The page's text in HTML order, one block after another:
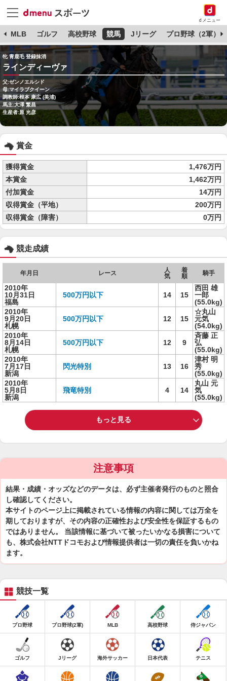
dメニュー
MLB ゴルフ 高校野球 競馬 Jリーグ プロ野球（2軍）
牝 青鹿毛 登録抹消
ラインディーヴァ
父:ゼンノエルシド
母:マイラブクイーン
調教師:根本 康広 (美浦)
馬主:大澤 繁昌
生産者:原 光彦
賞金
獲得賞金
1,476万円
本賞金
1,462万円
付加賞金
14万円
収得賞金（平地）
200万円
収得賞金（障害）
0万円
競走成績
年月日 レース
人
気
着
順
騎手
2010年
10月31日
福島
500万円以下 14 15
西田 雄
一郎
(55.0kg)
2010年
9月20日
札幌
500万円以下 12 15
☆丸山
元気
(54.0kg)
2010年
8月14日
札幌
500万円以下 12 9
斉藤 正
弘
(55.0kg)
2010年
7月17日
新潟
閃光特別 13 16
津村 明
秀
(55.0kg)
2010年
5月8日
新潟
飛竜特別 4 14
丸山 元
気
(55.0kg)
もっと見る
注意事項
結果・成績・オッズなどのデータは、必ず主催者発行のものと照合
し確認してください。
本サイトのページ上に掲載されている情報の内容に関しては万全を
期しておりますが、その内容の正確性および安全性を保証するもの
ではありません。 当該情報に基づいて被ったいかなる損害について
も、株式会社NTTドコモおよび情報提供者は一切の責任を負いかね
ます。
競技一覧
プロ野球 プロ野球(2軍) MLB 高校野球 侍ジャパン
ゴルフ Jリーグ 海外サッカー 日本代表 テニス